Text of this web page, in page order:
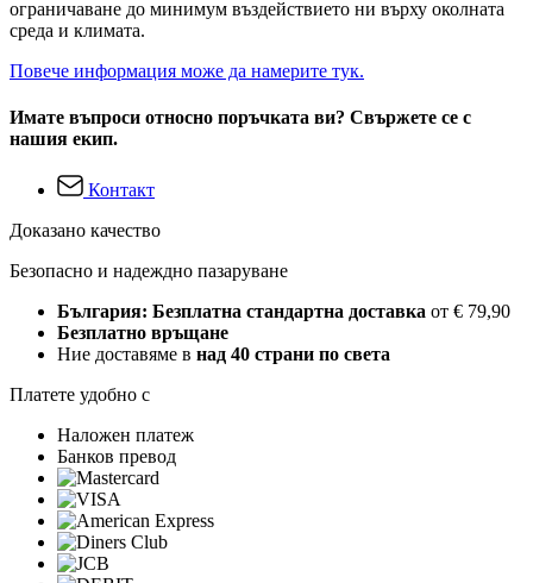
ограничаване до минимум въздействието ни върху околната
среда и климата.
Повече информация може да намерите тук.
Имате въпроси относно поръчката ви? Свържете се с
нашия екип.
Контакт
Доказано качество
Безопасно и надеждно пазаруване
България: Безплатна стандартна доставка от € 79,90
Безплатно връщане
Ние доставяме в над 40 страни по света
Платете удобно с
Наложен платеж
Банков превод